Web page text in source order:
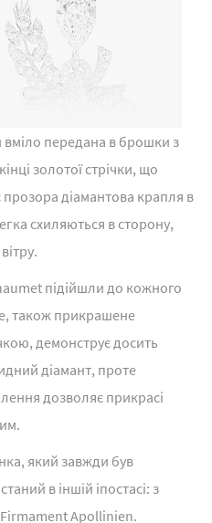
вміло передана в брошки з
золотої стрічки, що
прозора діамантова крапля в
схиляються в сторону,
підійшли до кожного
також прикрашене
демонструє досить
діамант, проте
дозволяє прикрасі
який завжди був
в іншій іпостасі: з
Firmament Apollinien.